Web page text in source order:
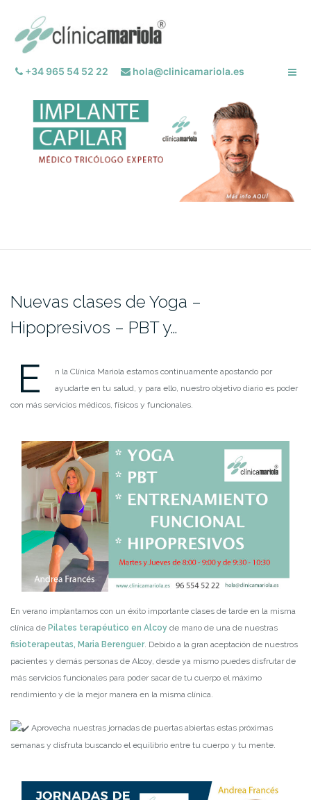
contenido
+34 965 54 52 22 hola@clinicamariola.es
Nuevas clases de Yoga –
Hipopresivos – PBT y…
E
n la Clínica Mariola estamos continuamente apostando por
ayudarte en tu salud, y para ello, nuestro objetivo diario es poder
con más servicios médicos, físicos y funcionales.
En verano implantamos con un éxito importante clases de tarde en la misma
clínica de Pilates terapéutico en Alcoy de mano de una de nuestras
fisioterapeutas, Maria Berenguer. Debido a la gran aceptación de nuestros
pacientes y demás personas de Alcoy, desde ya mismo puedes disfrutar de
más servicios funcionales para poder sacar de tu cuerpo el máximo
rendimiento y de la mejor manera en la misma clínica.
Aprovecha nuestras jornadas de puertas abiertas estas próximas
semanas y disfruta buscando el equilibrio entre tu cuerpo y tu mente.